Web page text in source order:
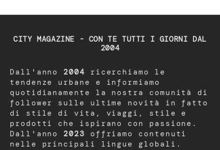
CITY MAGAZINE - CON TE TUTTI I GIORNI DAL
2004
Dall'anno 2004 ricerchiamo le
tendenze urbane e informiamo
quotidianamente la nostra comunità di
follower sulle ultime novità in fatto
di stile di vita, viaggi, stile e
prodotti che ispirano con passione.
Dall'anno 2023 offriamo contenuti
nelle principali lingue globali.